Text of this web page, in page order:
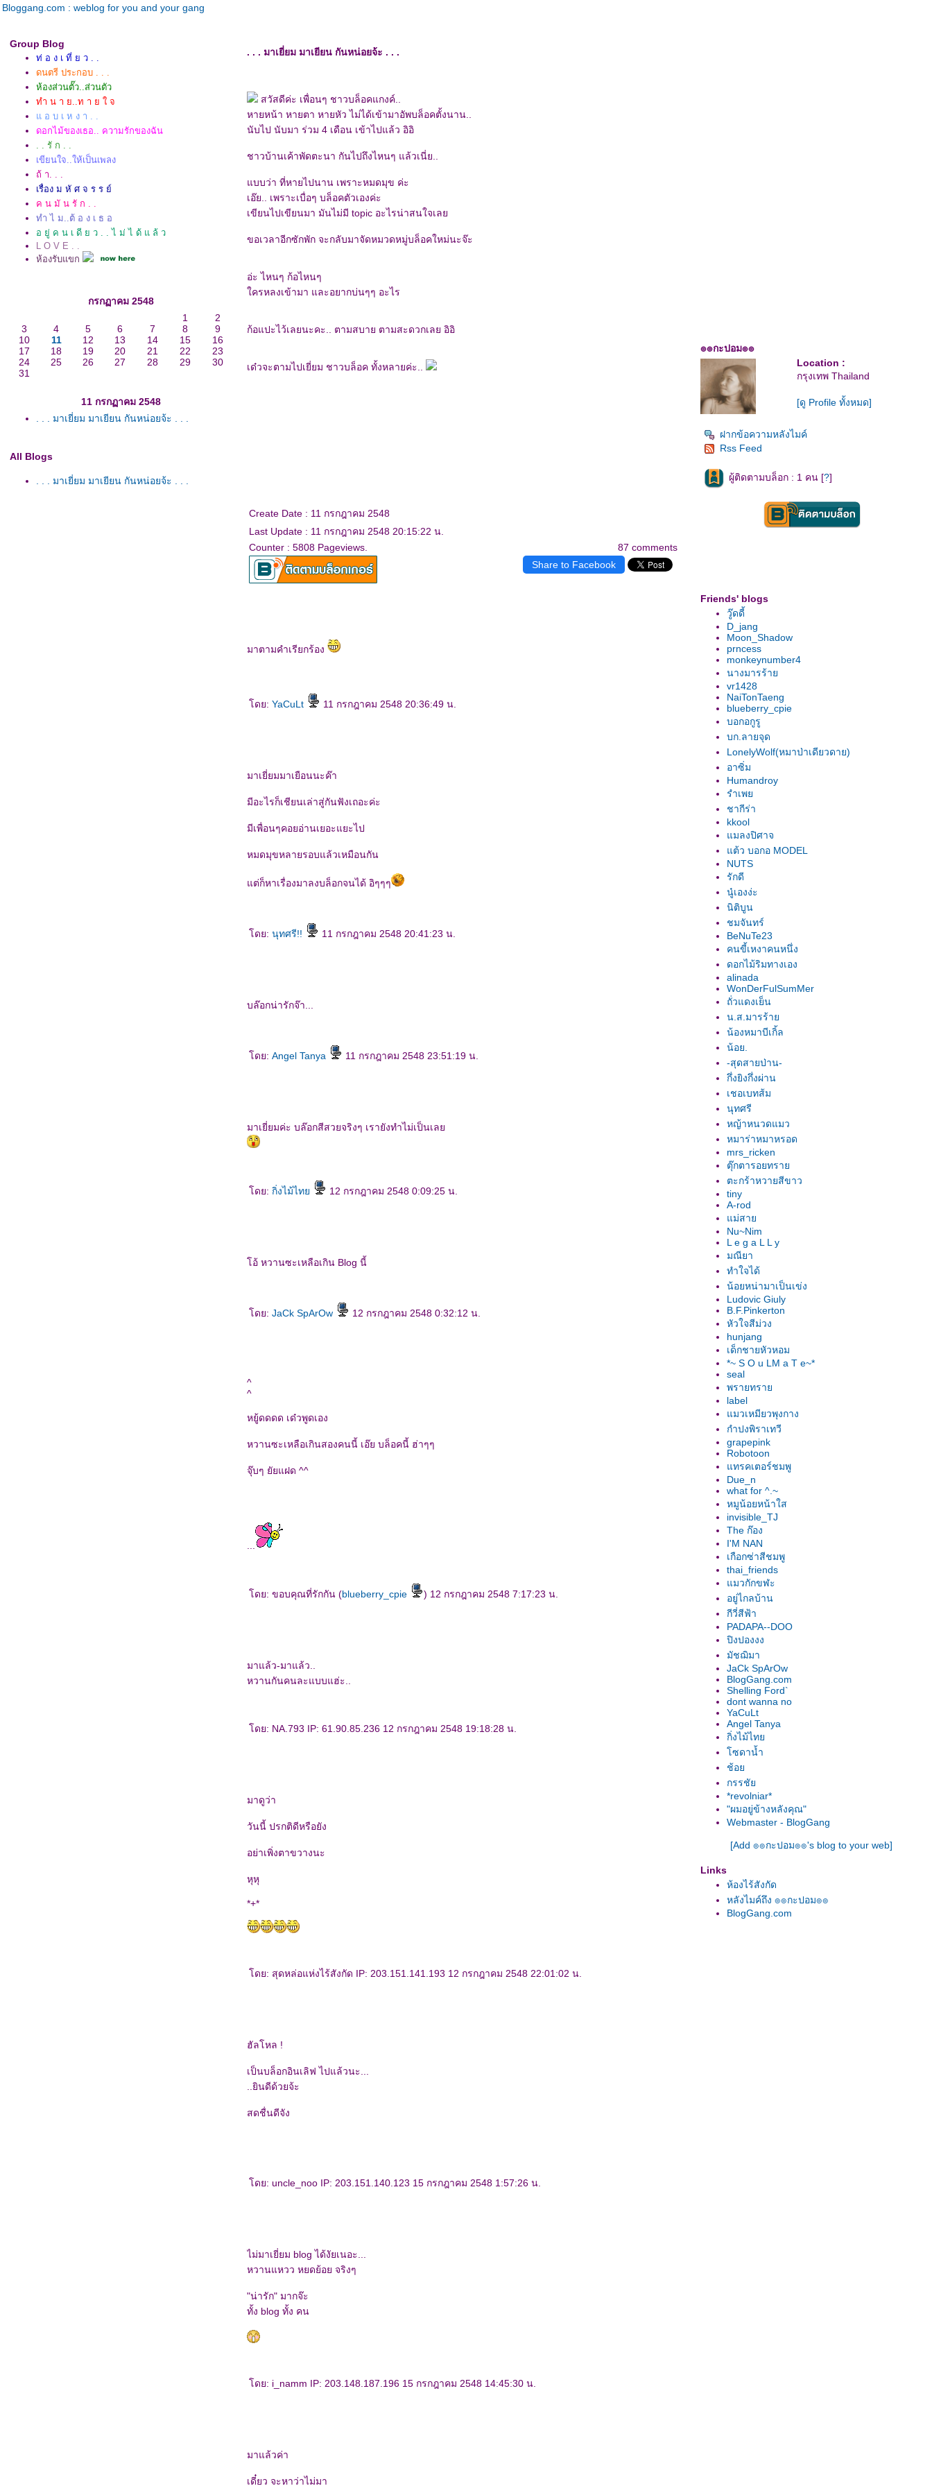
Bloggang.com : weblog for you and your gang
Group Blog
ท่ อ ง เ ที่ ย ว . .
ดนตรี ประกอบ . . .
ห้องส่วนตั๊ว..ส่วนตัว
ทำ น า ย..ท า ย ใ จ
อ บ เ ห ง า . .
ดอกไม้ของเธอ.. ความรักของฉัน
. . รั ก . .
เขียนใจ..ให้เป็นเพลง
ถ้ า. . .
เรื่อง ม หั ศ จ ร ร ย์
ค น มั น รั ก . .
ทำ ไ ม..ต้ อ ง เ ธ อ
อ ยู่ ค น เ ดี ย ว . . ไ ม่ ไ ด้ แ ล้ ว
L O V E . .
ห้องรับแขก
กรกฏาคม 2548
1
2
3
4 5 6 7 8
9
10
11 12 13 14 15
16
17
18 19 20 21 22
23
24
25 26 27 28 29
30
31
11 กรกฏาคม 2548
. . . มาเยี่ยม มาเยียน กันหน่อยจ้ะ . . .
All Blogs
. . . มาเยี่ยม มาเยียน กันหน่อยจ้ะ . . .
. . . มาเยี่ยม มาเยียน กันหน่อยจ้ะ . . .
สวัสดีค่ะ เพื่อนๆ ชาวบล็อคแกงค์..
หายหน้า หายตา หายหัว ไม่ได้เข้ามาอัพบล็อคตั้งนาน..
นับไป นับมา ร่วม 4 เดือน เข้าไปแล้ว อิอิ
ชาวบ้านเค้าพัดตะนา กันไปถึงไหนๆ แล้วเนี่ย..
บบว่า ที่หายไปนาน เพราะหมดมุข ค่ะ
เอ๊ย.. เพราะเบื่อๆ บล็อคตัวเองค่ะ
เขียนไปเขียนมา มันไม่มี topic อะไรน่าสนใจเล
ขอเวลาอีกซักพัก จะกลับมาจัดหมวดหมู่บล็อคใหม่นะจ๊ะ
อ่ะ ไหนๆ ก้อไหนๆ
ครหลงเข้ามา และอยากบ่นๆๆ อะไร
ก้อแปะไว้เลยนะคะ.. ตามสบาย ตามสะดวกเลย อิอิ
เด๋วจะตามไปเยี่ยม ชาวบล็อค ทั้งหลายค่ะ..
Create Date : 11 กรกฎาคม 2548
87 comments
Last Update : 11 กรกฎาคม 2548 20:15:22 น.
Counter : 5808 Pageviews.
Share to Facebook
มาตามคำเรียกร้อง
ดย: YaCuLt 11 กรกฎาคม 2548 20:36:49 น.
มาเยี่ยมมาเยือนนะค๊า
มีอะไรก็เชียนเล่าสู่กันฟังเถอะค่ะ
มีเพื่อนๆคอยอ่านเยอะแยะไป
หมดมุขหลายรอบแล้วเหมือนกัน
ต่ก็หาเรื่องมาลงบล็อกจนได้ อิๆๆๆ
ดย: นุทศรี!! 11 กรกฎาคม 2548 20:41:23 น.
บล๊อกน่ารักจ๊า...
ดย: Angel Tanya 11 กรกฎาคม 2548 23:51:19 น.
มาเยี่ยมค่ะ บล๊อกสีสวยจริงๆ เรายังทำไม่เป็นเล
ดย: กิ่งไม้ไท 12 กรกฎาคม 2548 0:09:25 น.
อ้ หวานซะเหลือเกิน Blog นี้
ดย: JaCk SpArOw 12 กรกฎาคม 2548 0:32:12 น.
^
^
หยู้ดดดด เด๋วพูดเอง
หวานซะเหลือเกินสองคนนี้ เอ๊ย บล็อคนี้ ฮ่าๆๆ
จุ๊บๆ ยัยแฝด ^^
ดย: ขอบคุณที่รักกัน (blueberry_cpie ) 12 กรกฎาคม 2548 7:17:23 น.
มาแล้ว-มาแล้ว..
หวานกันคนละแบบแฮ่ะ..
ดย: NA.793 IP: 61.90.85.236 12 กรกฎาคม 2548 19:18:28 น.
มาดูว่า
วันนี้ ปรกติดีหรือยัง
อย่าเพิ่งตาขวางนะ
หุหุ
*+*
ดย: สุดหล่อแห่งไร้สังกัด IP: 203.151.141.193 12 กรกฎาคม 2548 22:01:02 น.
ฮัลโหล !
เป็นบล็อกอินเลิฟ ไปแล้วนะ...
..ยินดีด้วยจ้ะ
สดชื่นดีจัง
ดย: uncle_noo IP: 203.151.140.123 15 กรกฎาคม 2548 1:57:26 น.
ไม่มาเยี่ยม blog ได้งัยเนอะ...
หวานแหวว หยดย้อย จริงๆ
"น่ารัก" มากจ๊ะ
ทั้ง blog ทั้ง คน
ดย: i_namm IP: 203.148.187.196 15 กรกฎาคม 2548 14:45:30 น.
มาแล้วค่า
เดี๋ยว จะหาว่าไม่มา
๏๏กะปอม๏๏
Location :
กรุงเทพ Thailand
[ดู Profile ทั้งหมด]
ฝากข้อความหลังไมค์
Rss Feed
ผู้ติดตามบล็อก : 1 คน [?]
Friends' blogs
วู๊ดดี้
D_jang
Moon_Shadow
prncess
monkeynumber4
นางมารร้า
vr1428
NaiTonTaeng
blueberry_cpie
บอกอกูรู
บก.ลายจุด
LonelyWolf(หมาป่าเดียวดาย)
อาซิ่ม
Humandroy
รำเพ
ชากีร่า
kkool
มลงปิศาจ
ต้ว บอกอ MODEL
NUTS
รักดี
นู๋เองง่ะ
นิติบูน
ชมจันทร์
BeNuTe23
คนขี้เหงาคนหนึ่ง
ดอกไม้ริมทางเอง
alinada
WonDerFulSumMer
ถั่วแดงเย็น
น.ส.มารร้า
น้องหมาบีเกิ้ล
น้อย.
-สุดสายป่าน-
กึ่งยิงกึ่งผ่าน
เชอเบทส้ม
นุทศรี
หญ้าหนวดแมว
หมาร่าหมาหรอด
mrs_ricken
ตุ๊กตารอยทรา
ตะกร้าหวายสีขาว
tiny
A-rod
ม่สา
Nu~Nim
L e g a L L y
มณียา
ทำใจได้
น้อยหน่ามาเป็นเข่ง
Ludovic Giuly
B.F.Pinkerton
หัวใจสีม่วง
hunjang
เด็กชายหัวหอม
*~ S O u LM a T e~*
seal
พรายทรา
label
มวเหมียวพุงกาง
กำปงพิราเทวี
grapepink
Robotoon
ทรคเตอร์ชมพู
Due_n
what for ^.~
หมูน้อยหน้าใส
invisible_TJ
The ก๊อง
I'M NAN
เกือกซ่าสีชมพู
thai_friends
มวกักขฬะ
อยู่ไกลบ้าน
กีวี่สีฟ้า
PADAPA--DOO
ปิงปองงง
มัชฌิมา
JaCk SpArOw
BlogGang.com
Shelling Ford`
dont wanna no
YaCuLt
Angel Tanya
กิ่งไม้ไท
ซดาน้ำ
ช้อ
กรรชั
*revolniar*
"ผมอยู่ข้างหลังคุณ"
Webmaster - BlogGang
[Add ๏๏กะปอม๏๏'s blog to your web]
Links
ห้องไร้สังกัด
หลังไมค์ถึง ๏๏กะปอม๏๏
BlogGang.com